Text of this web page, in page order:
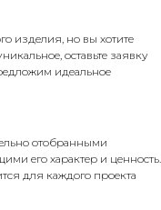
изделия, но вы хотите
оставьте заявку
идеальное
отобранными
его характер и ценность.
для каждого проекта